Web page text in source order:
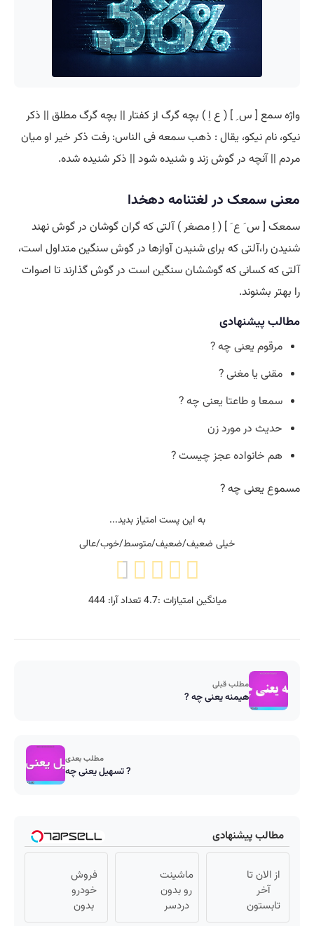
واژه سمع [ س ِ ] ( ع اِ ) بچه گرگ از کفتار || بچه گرگ مطلق || ذکر
نیکو، نام نیکو، یقال : ذهب سمعه فی الناس: رفت ذکر خیر او میان
مردم || آنچه در گوش زند و شنیده شود || ذکر شنیده شده.
معنی سمعک در لغتنامه دهخدا
سمعک [ س َ ع َ ] ( اِ مصغر ) آلتی که گران گوشان در گوش نهند
شنیدن را،آلتی که برای شنیدن آوازها در گوش سنگین متداول است،
آلتی که کسانی که گوششان سنگین است در گوش گذارند تا اصوات
را بهتر بشنوند.
مطالب پیشنهادی
مرقوم یعنی چه ?
مقنی یا مغنی ?
سمعا و طاعتا یعنی چه ?
حدیث در مورد زن
هم خانواده عجز چیست ?
مسموع یعنی چه ?
به این پست امتیاز بدید...
خیلی ضعیف/ضعیف/متوسط/خوب/عالی
میانگین امتیازات :4.7تعداد آرا:444
مطلب قبلی
هیمنه یعنی چه ?
مطلب بعدی
تسهیل یعنی چه ?
مطالب پیشنهادی
از الان تا
آخر
تابستون
حداقل
ماشینت
رو بدون
دردسر
بفروش |
فروش
خودرو
بدون
کمیسیون